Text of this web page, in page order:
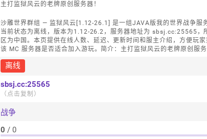
主打监狱风云的老牌原创服务器！
沙雕世界群组 — 监狱风云[1.12-26.1] 是一组JAVA版我的世界战争服务
当前状态为离线，版本为1.12-26.2，服务器地址为 sbsj.cc:25565，
区为中国。本页提供在线人数、延迟、更新时间和服主介绍，方便玩家
该 MC 服务器是否适合加入游玩。简介：主打监狱风云的老牌原创服务
离线
sbsj.cc:25565
（点击复制）
战争
0 / 0